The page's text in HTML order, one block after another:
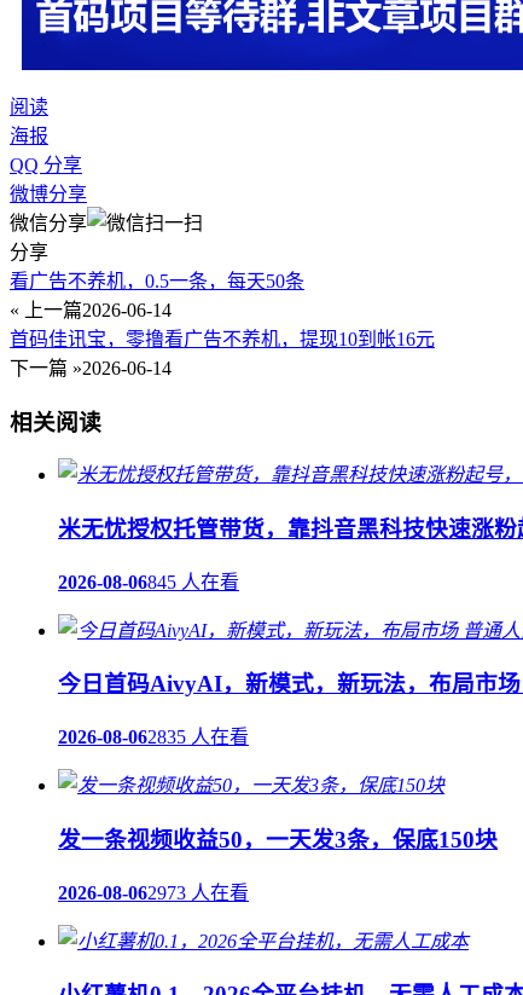
阅读
海报
QQ 分享
微博分享
微信分享
分享
看广告不养机，0.5一条，每天50条
« 上一篇2026-06-14
首码佳讯宝，零撸看广告不养机，提现10到帐16元
下一篇 »2026-06-14
相关阅读
米无忧授权托管带货，靠抖音黑科技快速涨粉
2026-08-06845 人在看
今日首码AivyAI，新模式，新玩法，布局市
2026-08-062835 人在看
发一条视频收益50，一天发3条，保底150块
2026-08-062973 人在看